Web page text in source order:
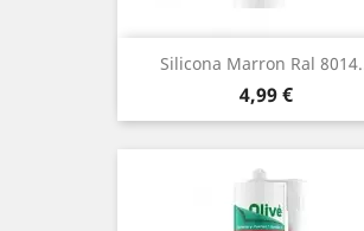
Silicona Marron Ral
Precio
4,99 €